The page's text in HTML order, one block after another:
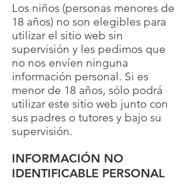
Los niños (personas menores de
18 años) no son elegibles para
utilizar el sitio web sin
supervisión y les pedimos que
no nos envíen ninguna
información personal. Si es
menor de 18 años, sólo podrá
utilizar este sitio web junto con
sus padres o tutores y bajo su
supervisión.
INFORMACIÓN NO
IDENTIFICABLE PERSONAL